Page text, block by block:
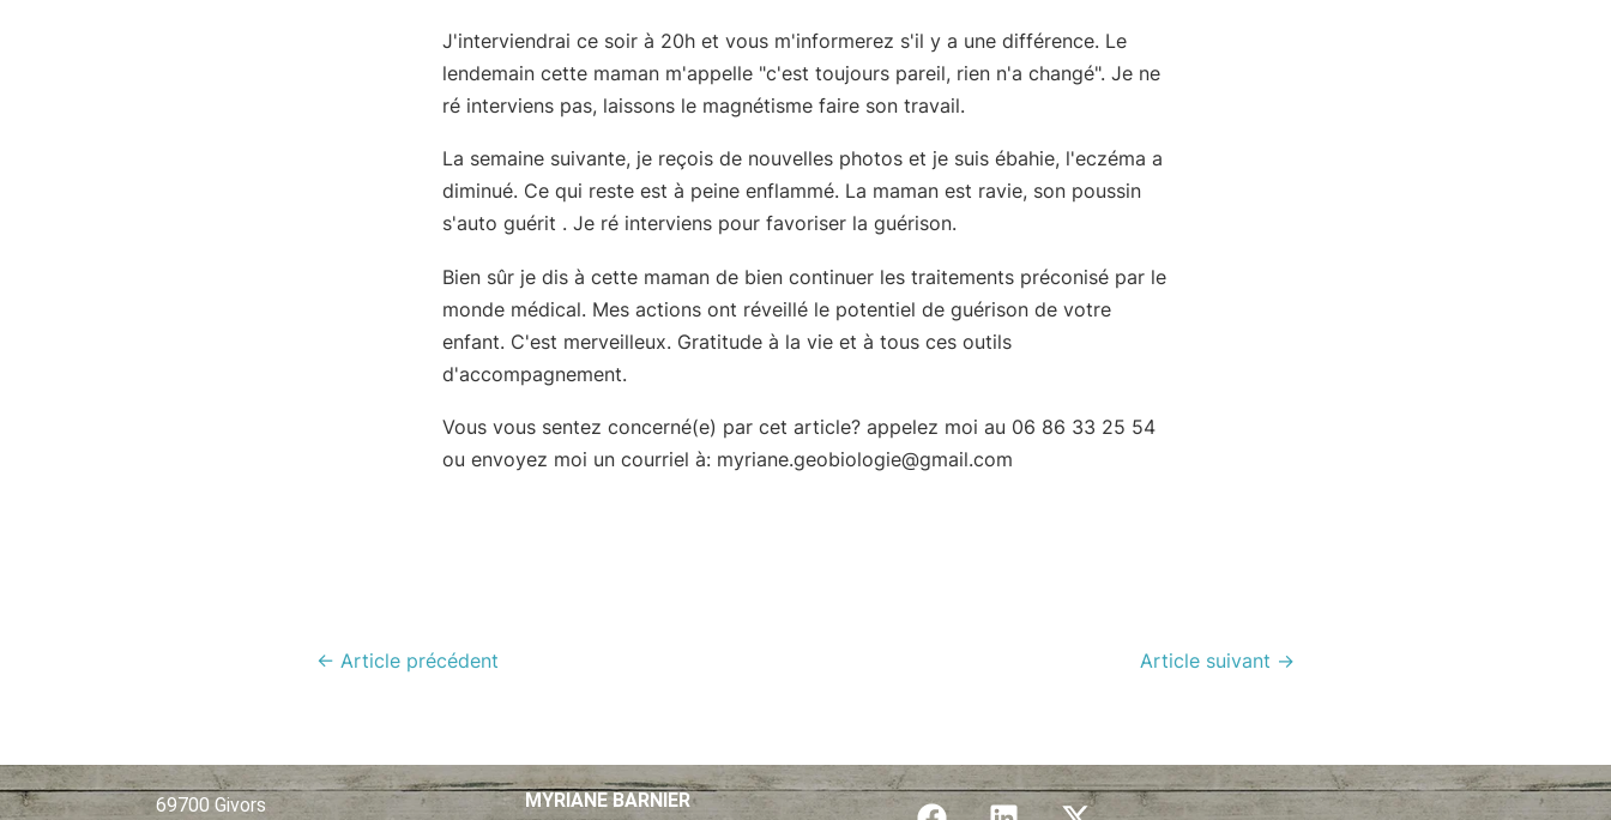
J'interviendrai ce soir à 20h et vous m'informerez s'il y a une différence. Le
lendemain cette maman m'appelle "c'est toujours pareil, rien n'a changé". Je ne
ré interviens pas, laissons le magnétisme faire son travail.
La semaine suivante, je reçois de nouvelles photos et je suis ébahie, l'eczéma a
diminué. Ce qui reste est à peine enflammé. La maman est ravie, son poussin
s'auto guérit . Je ré interviens pour favoriser la guérison.
Bien sûr je dis à cette maman de bien continuer les traitements préconisé par le
monde médical. Mes actions ont réveillé le potentiel de guérison de votre
enfant. C'est merveilleux. Gratitude à la vie et à tous ces outils
d'accompagnement.
Vous vous sentez concerné(e) par cet article? appelez moi au 06 86 33 25 54
ou envoyez moi un courriel à: myriane.geobiologie@gmail.com
← Article précédent Article suivant →
69700 Givors
MYRIANE BARNIER
F
L
X